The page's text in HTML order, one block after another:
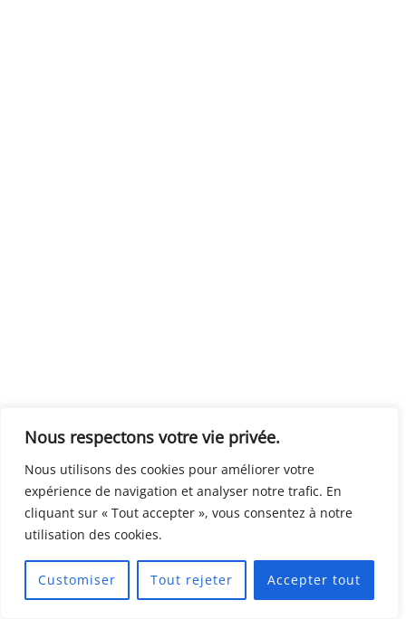
Nous respectons votre vie privée.
Nous utilisons des cookies pour améliorer votre
expérience de navigation et analyser notre trafic. En
cliquant sur « Tout accepter », vous consentez à notre
utilisation des cookies.
Customiser Tout rejeter Accepter tout